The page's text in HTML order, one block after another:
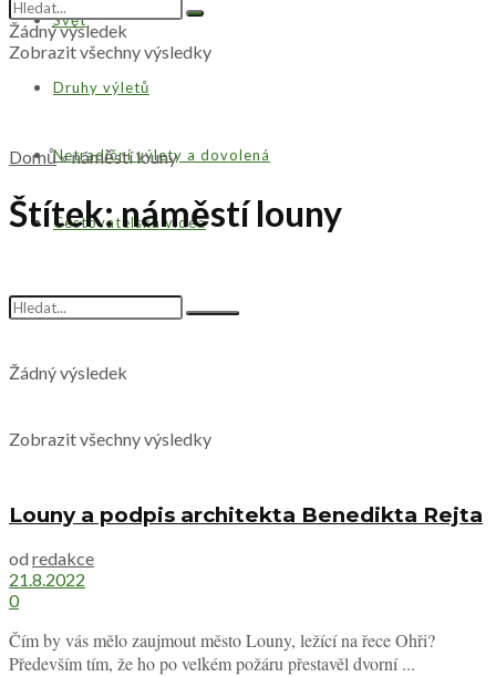
Svět
Druhy výletů
Netradiční výlety a dovolená
Cestovatelská videa
Žádný výsledek
Zobrazit všechny výsledky
Žádný výsledek
Zobrazit všechny výsledky
Domů»náměstí louny
Štítek:náměstí louny
Louny a podpis architekta Benedikta Rejta
od redakce
21.8.2022
0
Čím by vás mělo zaujmout město Louny, ležící na řece Ohři?
Především tím, že ho po velkém požáru přestavěl dvorní ...